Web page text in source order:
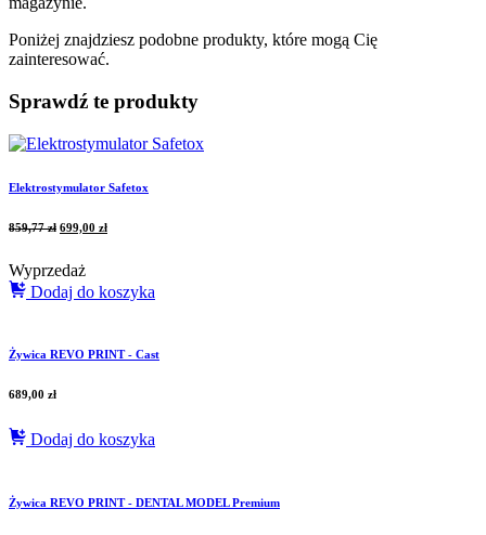
Poniżej znajdziesz podobne produkty, które mogą Cię
zainteresować.
Sprawdź te produkty
Elektrostymulator Safetox
859,77zł 699,00 zł
Wyprzedaż
Dodaj do koszyka
Żywica REVO PRINT - Cast
689,00 zł
Dodaj do koszyka
Żywica REVO PRINT - DENTAL MODEL Premium